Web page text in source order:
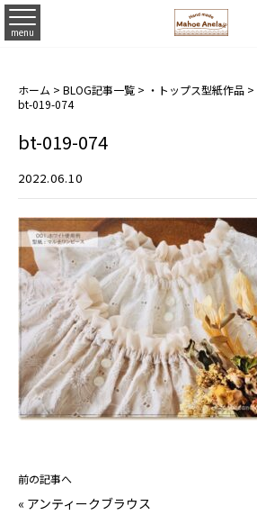
menu
ホーム > BLOG記事一覧 > ・トップス型紙作品 >
bt-019-074
bt-019-074
2022.06.10
前の記事へ
« アンティークブラウス